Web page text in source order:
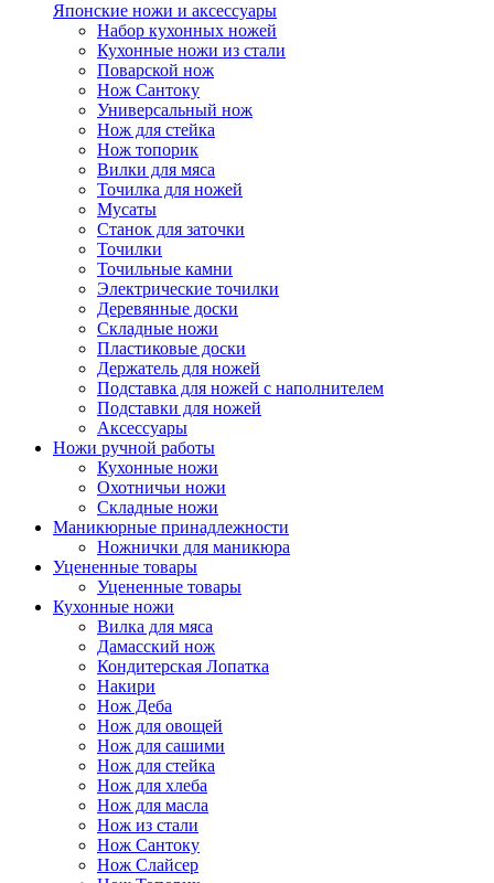
Японские ножи и аксессуары
Набор кухонных ножей
Кухонные ножи из стали
Поварской нож
Нож Сантоку
Универсальный нож
Нож для стейка
Нож топорик
Вилки для мяса
Точилка для ножей
Мусаты
Станок для заточки
Точилки
Точильные камни
Электрические точилки
Деревянные доски
Складные ножи
Пластиковые доски
Держатель для ножей
Подставка для ножей с наполнителем
Подставки для ножей
Аксессуары
Ножи ручной работы
Кухонные ножи
Охотничьи ножи
Складные ножи
Маникюрные принадлежности
Ножнички для маникюра
Уцененные товары
Уцененные товары
Кухонные ножи
Вилка для мяса
Дамасский нож
Кондитерская Лопатка
Накири
Нож Деба
Нож для овощей
Нож для сашими
Нож для стейка
Нож для хлеба
Нож для масла
Нож из стали
Нож Сантоку
Нож Слайсер